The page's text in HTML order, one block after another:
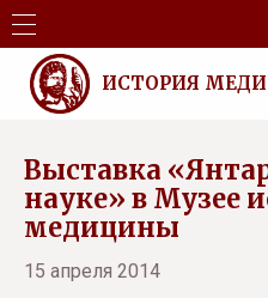
ИСТОРИЯ
Выставка
науке» в Музее
медицины
15 апреля 2014